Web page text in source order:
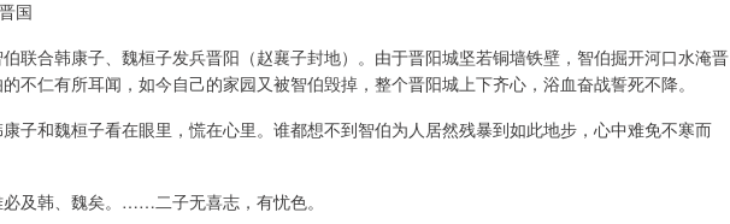
国
联合韩康子、魏桓子发兵晋阳（赵襄子封地）。由于晋阳城坚若铜墙铁壁，智伯掘开河口水淹晋
不仁有所耳闻，如今自己的家园又被智伯毁掉，整个晋阳城上下齐心，浴血奋战誓死不降。
子和魏桓子看在眼里，慌在心里。谁都想不到智伯为人居然残暴到如此地步，心中难免不寒而
及韩、魏矣。……二子无喜志，有忧色。